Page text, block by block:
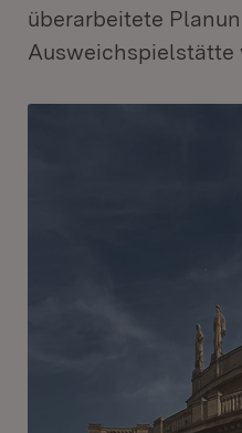
überarbeitete
Ausweichspielstätte